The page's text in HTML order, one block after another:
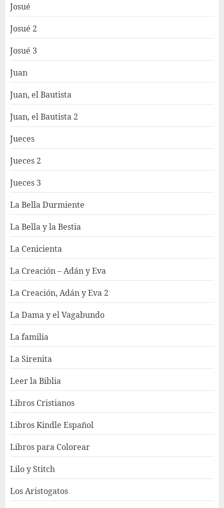
Josué
Josué 2
Josué 3
Juan
Juan, el Bautista
Juan, el Bautista 2
Jueces
Jueces 2
Jueces 3
La Bella Durmiente
La Bella y la Bestia
La Cenicienta
La Creación – Adán y Eva
La Creación, Adán y Eva 2
La Dama y el Vagabundo
La familia
La Sirenita
Leer la Biblia
Libros Cristianos
Libros Kindle Español
Libros para Colorear
Lilo y Stitch
Los Aristogatos